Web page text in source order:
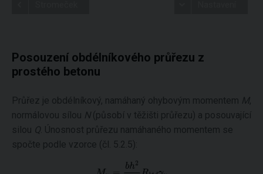
Posouzení obdélníkového průřezu z
prostého betonu
Průřez je obdélníkový, namáhaný ohybovým momentem M,
normálovou sílou N(působí v těžišti průřezu) a posouvající
silou Q . Únosnost průřezu namáhaného momentem se
spočte podle vzorce (čl. 5.2.5):